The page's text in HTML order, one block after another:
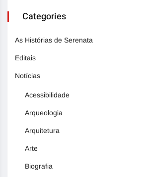
Categories
As Histórias de Serenata
Editais
Notícias
Acessibilidade
Arqueologia
Arquitetura
Arte
Biografia